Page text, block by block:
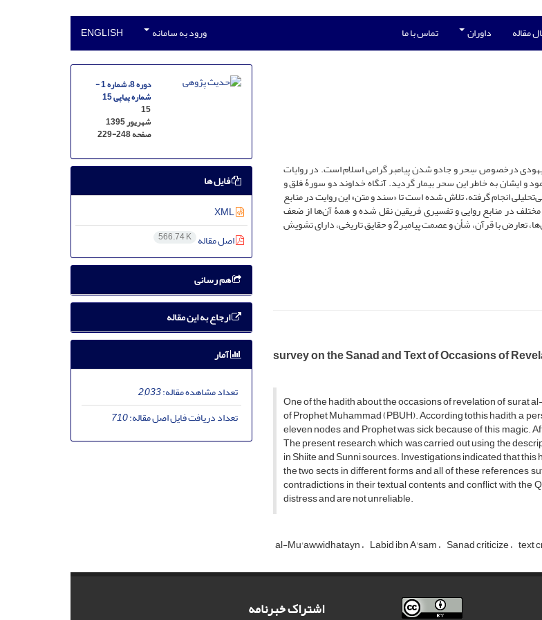
مقاله داوران تماس با ما ورود به سامانه ENGLISH
درخصوص سِحر و جادو شدن پیامبر گرامی اسلام است. در روایات
نام لبید بن اعصم با دمیدن در یازده گِره، پیامبر2 را سِحر نمود و ایشان به خاطر این سحر بیمار گردید. آنگاه خداوند دو سورۀ فلق و
روش توصیفی‌تحلیلی انجام گرفته، تلاش شده است تا «سند و متن» این روایت در منابع
در منابع روایی و تفسیری فریقین نقل شده و همۀ آن‌ها از ضعف
سندی برخوردار است. همچنین محتوای این روایات به دلیل اختلافات موجود در متن آن‌ها، تعارض با قرآن، شأن و عصمت پیامبر2 و حقایق تاریخی، دارای تشویش
survey on the Sanad and Text of Occasions of
One of the hadith about the occasions of revelation of surat
of Prophet Muhammad (PBUH). According tothis hadith, a
eleven nodes and Prophet was sick because of this magic.
The present research, which was carried out using the
in Shiite and Sunni sources. Investigations indicated that
the two sects in different forms and all of these references
contradictions in their textual contents and conflict with the
distress and are not unreliable.
al-Mu'awwidhatayn Labid ibn A'sam Sanad criticize text
دوره 8، شماره 1 -
شماره پیاپی 15
15
شهریور 1395
صفحه229-248
فایل ها
XML
اصل مقاله 566.74 K
هم رسانی
ارجاع به این مقاله
آمار
تعداد مشاهده مقاله:2,033
تعداد دریافت فایل اصل مقاله:710
اشتراک خبرنامه